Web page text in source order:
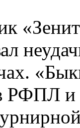
РФПЛ и